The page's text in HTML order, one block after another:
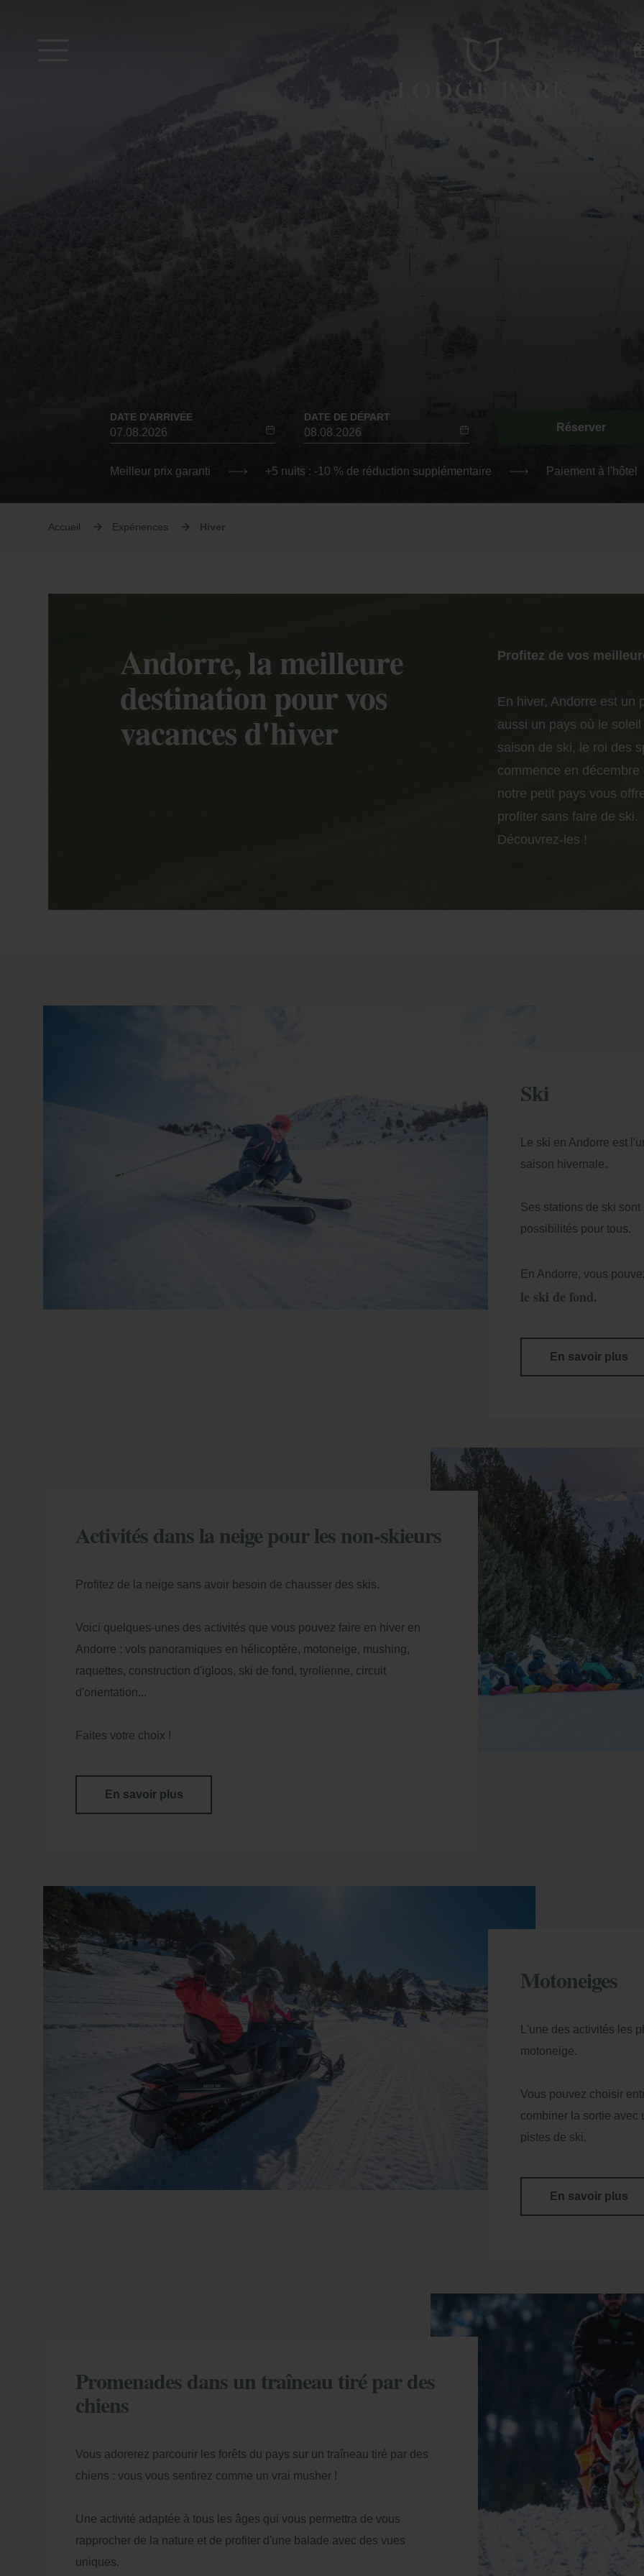
Ma réservation
Entrez votre numéro de référence de réservation et
votre e-mail pour consulter votre réservation et
Localisateur
Courriel
DATE D'ARRIVÉE DATE DE DÉPART
Réserver
Meilleur prix garanti +5 nuits : -10 % de réduction supplémentaire Paiement à l'hôtel
Plus d'avantages
Meilleur prix garanti
+5 nuits : -10 % de
réduction supplémentaire
Paiement à l'hôtel
Accueil Expériences Hiver
Andorre, la meilleure
destination pour vos
vacances d'hiver
Profitez de vos
En hiver, Andorre est un
aussi un pays où le
saison de ski, le roi des
commence en
notre petit pays vous
profiter sans faire de ski.
Découvrez-les !
Ski
Le ski en Andorre est
saison hivernale.
Ses stations de ski
possibilités pour tous.
En Andorre, vous
le ski de fond.
En savoir plus
Activités dans la neige pour les non-skieurs
Profitez de la neige sans avoir besoin de chausser des skis.
Voici quelques-unes des activités que vous pouvez faire en hiver en
Andorre : vols panoramiques en hélicoptère, motoneige, mushing,
raquettes, construction d'igloos, ski de fond, tyrolienne, circuit
d'orientation...
Faites votre choix !
En savoir plus
Motoneiges
L'une des activités les
motoneige.
Vous pouvez choisir
combiner la sortie avec
pistes de ski.
En savoir plus
Promenades dans un traîneau tiré par des
chiens
Vous adorerez parcourir les forêts du pays sur un traîneau tiré par des
chiens : vous vous sentirez comme un vrai musher !
Une activité adaptée à tous les âges qui vous permettra de vous
rapprocher de la nature et de profiter d'une balade avec des vues
uniques.